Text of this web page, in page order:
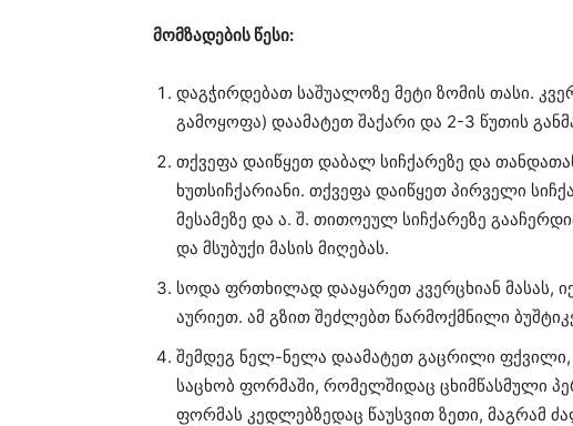
მომზადების წესი:
დაგჭირდებათ საშუალოზე მეტი ზომის თასი.
გამოყოფა) დაამატეთ შაქარი და 2-3 წუთის
თქვეფა დაიწყეთ დაბალ სიჩქარეზე და
ხუთსიჩქარიანი. თქვეფა დაიწყეთ პირველი
მესამეზე და ა. შ. თითოეულ სიჩქარეზე
და მსუბუქი მასის მიღებას.
სოდა ფრთხილად დააყარეთ კვერცხიან მასას,
აურიეთ. ამ გზით შეძლებთ წარმოქმნილი
შემდეგ ნელ-ნელა დაამატეთ გაცრილი ფქვილი,
საცხობ ფორმაში, რომელშიდაც ცხიმწასმული
ფორმას კედლებზედაც წაუსვით ზეთი, მაგრამ